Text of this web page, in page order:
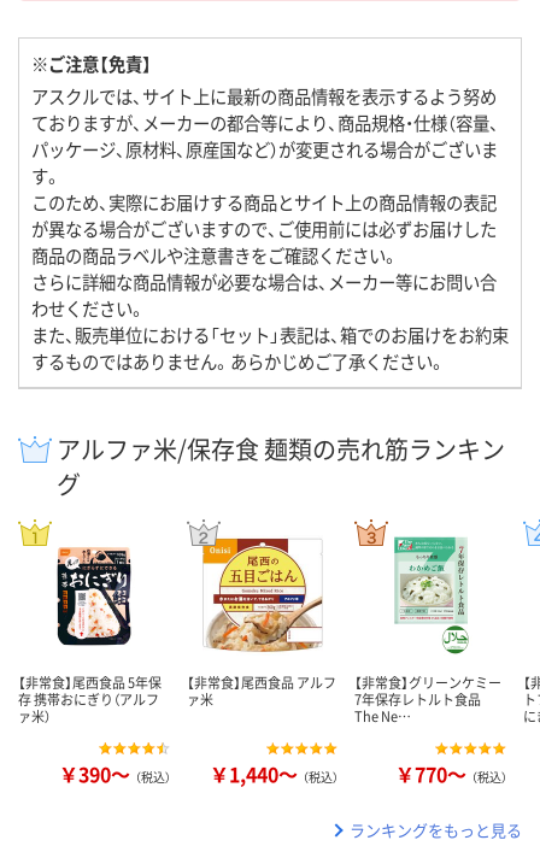
※ご注意【免責】
アスクルでは、サイト上に最新の商品情報を表示するよう努め
ておりますが、メーカーの都合等により、商品規格・仕様（容量、
パッケージ、原材料、原産国など）が変更される場合がございま
す。
このため、実際にお届けする商品とサイト上の商品情報の表記
が異なる場合がございますので、ご使用前には必ずお届けした
商品の商品ラベルや注意書きをご確認ください。
さらに詳細な商品情報が必要な場合は、メーカー等にお問い合
わせください。
また、販売単位における「セット」表記は、箱でのお届けをお約束
するものではありません。あらかじめご了承ください。
アルファ米/保存食 麺類の売れ筋ランキン
グ
【非常食】尾西食品 5年保
存 携帯おにぎり（アルフ
ァ米）
￥390～ （税込）
【非常食】尾西食品 アルフ
ァ米
￥1,440～ （税込）
【非常食】グリーンケミー
7年保存レトルト食品
The Ne…
￥770～ （税込）
ランキングをもっと見る